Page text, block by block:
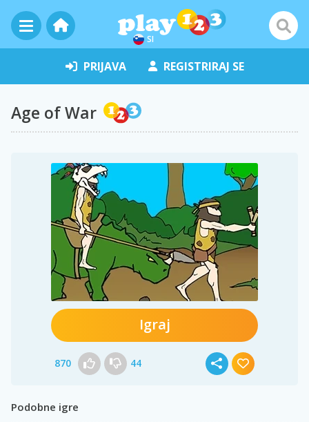
SI
PRIJAVA REGISTRIRAJ SE
Age of War
Igraj
870 44
Podobne igre